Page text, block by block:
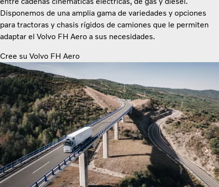
Disponemos de una amplia gama de variedades y opciones
para tractoras y chasis rígidos de camiones que le permiten
adaptar el Volvo FH Aero a sus necesidades.
Cree su Volvo FH Aero